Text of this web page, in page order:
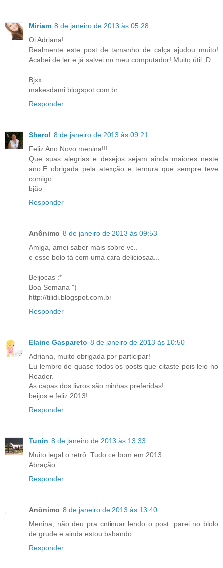
Miriam 8 de janeiro de 2013 às 05:28
Oi Adriana!
Realmente este post de tamanho de calça ajudou muito!
Acabei de ler e já salvei no meu computador! Muito útil ;D
Bjxx
makesdami.blogspot.com.br
Responder
Sherol 8 de janeiro de 2013 às 09:21
Feliz Ano Novo menina!!!
Que suas alegrias e desejos sejam ainda maiores neste
ano.E obrigada pela atenção e ternura que sempre teve
comigo.
bjão
Responder
Anônimo 8 de janeiro de 2013 às 09:53
Amiga, amei saber mais sobre vc..
e esse bolo tá com uma cara deliciosaa...
Beijocas :*
Boa Semana ")
http://tilidi.blogspot.com.br
Responder
Elaine Gaspareto 8 de janeiro de 2013 às 10:50
Adriana, muito obrigada por participar!
Eu lembro de quase todos os posts que citaste pois leio no
Reader.
As capas dos livros são minhas preferidas!
beijos e feliz 2013!
Responder
Tunin 8 de janeiro de 2013 às 13:33
Muito legal o retrô. Tudo de bom em 2013.
Abração.
Responder
Anônimo 8 de janeiro de 2013 às 13:40
Menina, não deu pra cntinuar lendo o post: parei no blolo
de grude e ainda estou babando....
Responder